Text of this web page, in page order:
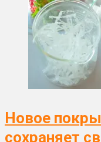
Новое
сохраняет